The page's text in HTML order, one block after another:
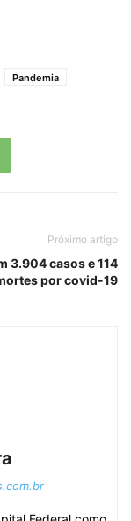
Pandemia
Próximo artigo
3.904 casos e 114
por covid-19